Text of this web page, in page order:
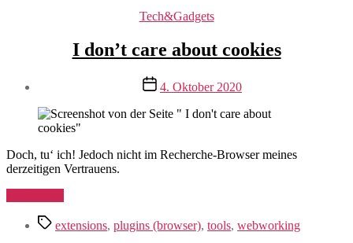
Kategorien
Tech&Gadgets
I don’t care about cookies
Veröffentlichungsdatum
4. Oktober 2020
Doch, tu‘ ich! Jedoch nicht im Recherche-Browser meines
derzeitigen Vertrauens.
care
Schlagwörter
extensions, plugins (browser), tools, webworking